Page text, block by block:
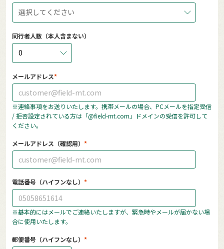
選択してください
同行者人数（本人含まない）
0
メールアドレス
※連絡事項をお送りいたします。携帯メールの場合、PCメールを指定受信
/ 拒否設定されている方は「@field-mt.com」ドメインの受信を許可して
ください。
メールアドレス（確認用）
電話番号（ハイフンなし）
※基本的にはメールでご連絡いたしますが、緊急時やメールが届かない場
合に使用いたします。
郵便番号（ハイフンなし）